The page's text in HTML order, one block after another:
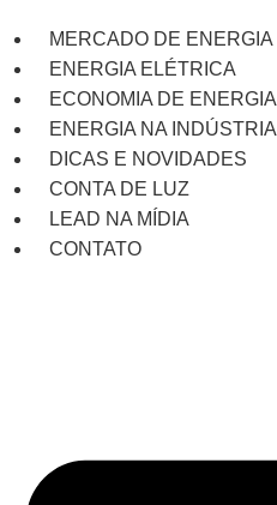
MERCADO DE ENERGIA
ENERGIA ELÉTRICA
ECONOMIA DE ENERGIA
ENERGIA NA INDÚSTRIA
DICAS E NOVIDADES
CONTA DE LUZ
LEAD NA MÍDIA
CONTATO